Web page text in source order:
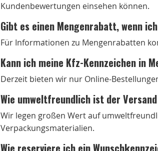
Kundenbewertungen einsehen können.
Gibt es einen Mengenrabatt, wenn
Für Informationen zu Mengenrabatten
Kann ich meine Kfz-Kennzeichen in
Derzeit bieten wir nur Online-
Wie umweltfreundlich ist der
Wir legen großen Wert auf
Verpackungsmaterialien.